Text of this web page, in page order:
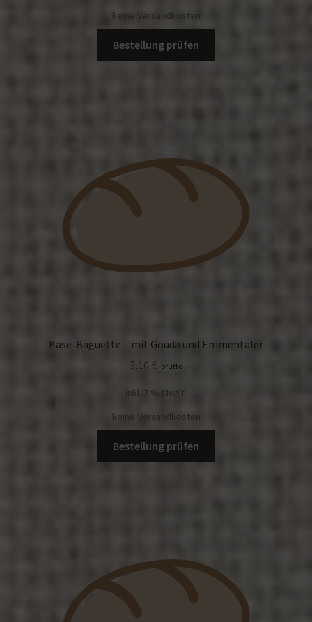
keine Versandkosten
Bestellung prüfen
Käse-Baguette – mit Gouda und Emmentaler
3,10 € brutto
inkl. 7 % MwSt.
keine Versandkosten
Bestellung prüfen